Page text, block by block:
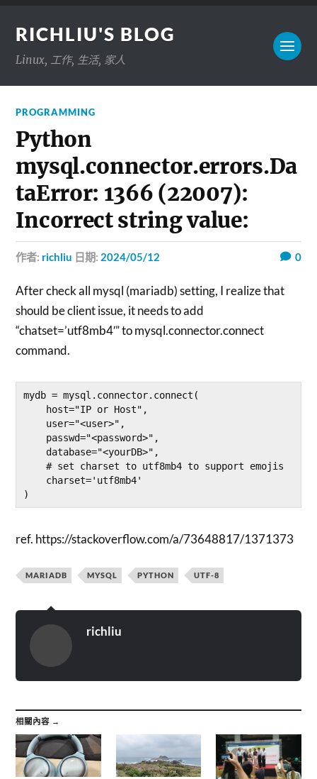
RICHLIU'S BLOG
Linux, 工作, 生活, 家人
PROGRAMMING
Python
mysql.connector.errors.Da
taError: 1366 (22007):
Incorrect string value:
作者: richliu 日期: 2024/05/12 0
After check all mysql (mariadb) setting, I realize that
should be client issue, it needs to add
“chatset=’utf8mb4′” to mysql.connector.connect
command.
mydb = mysql.connector.connect(
    # set charset to utf8mb4 to support emojis
)
ref. https://stackoverflow.com/a/73648817/1371373
MARIADB MYSQL PYTHON UTF-8
richliu
相關內容 →